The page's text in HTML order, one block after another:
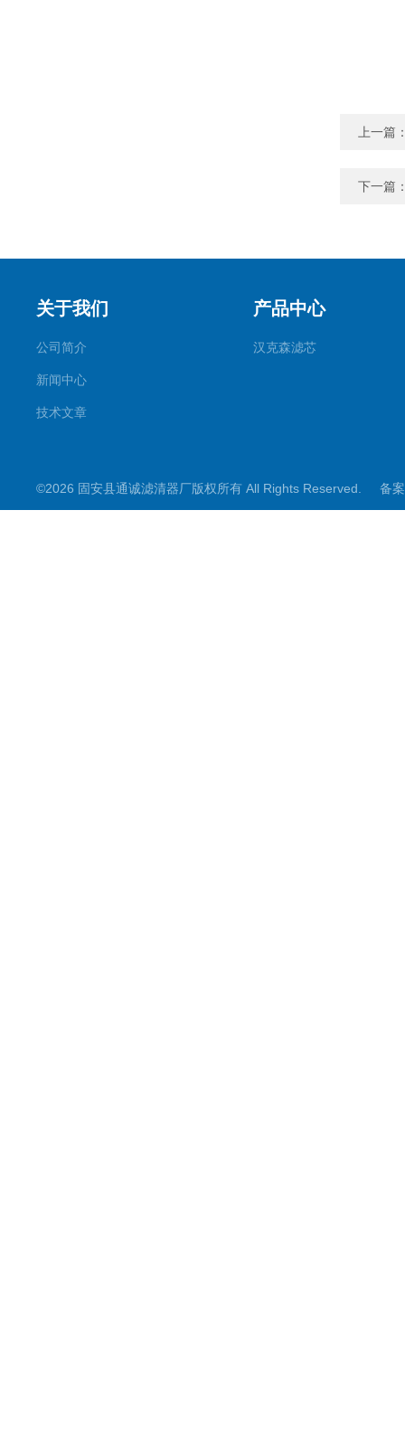
上一篇
下一篇
关于我们
公司简介
新闻中心
技术文章
产品中心
汉克森滤芯
©2026 固安县通诚滤清器厂版权所有 All Rights Reserved. 备